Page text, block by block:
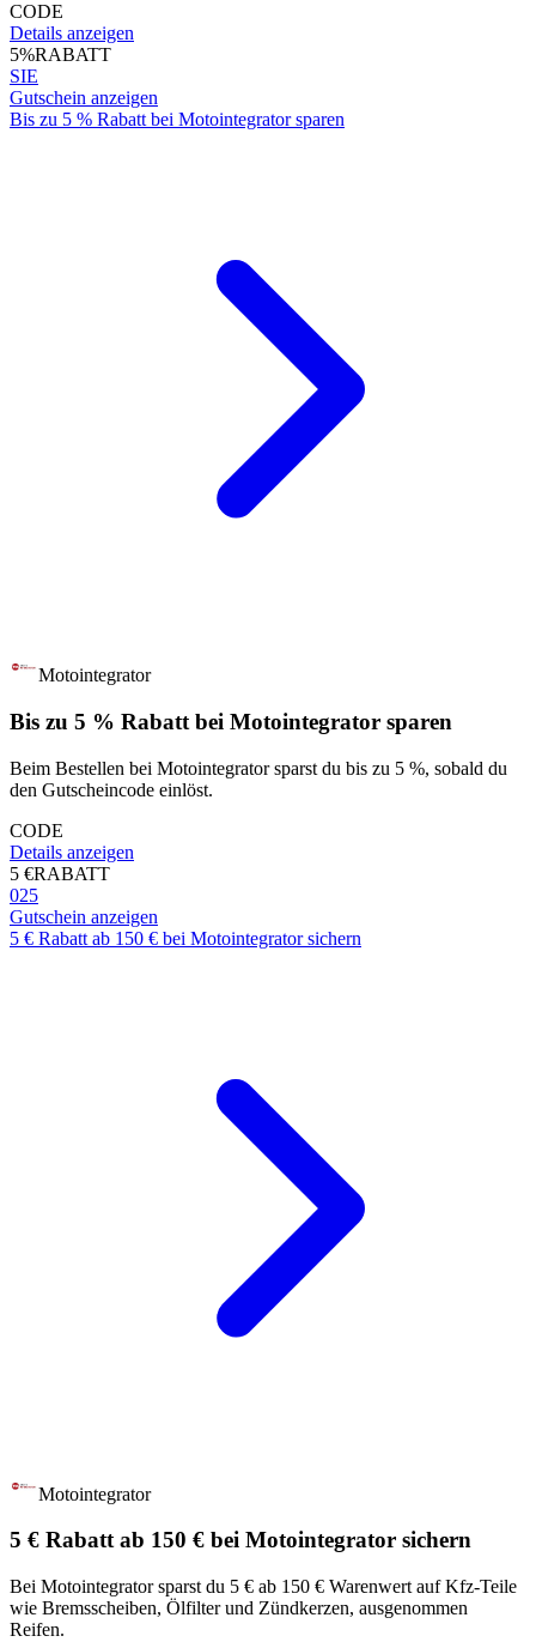
CODE
Details anzeigen
5%RABATT
SIE
Gutschein anzeigen
Bis zu 5 % Rabatt bei Motointegrator sparen
Motointegrator
Bis zu 5 % Rabatt bei Motointegrator sparen
Beim Bestellen bei Motointegrator sparst du bis zu 5 %, sobald du
den Gutscheincode einlöst.
CODE
Details anzeigen
5 €RABATT
025
Gutschein anzeigen
5 € Rabatt ab 150 € bei Motointegrator sichern
Motointegrator
5 € Rabatt ab 150 € bei Motointegrator sichern
Bei Motointegrator sparst du 5 € ab 150 € Warenwert auf Kfz-Teile
wie Bremsscheiben, Ölfilter und Zündkerzen, ausgenommen
Reifen.